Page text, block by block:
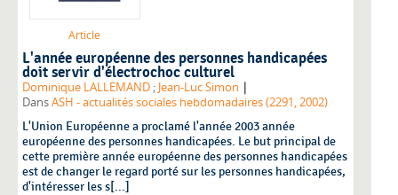
Article
L'année européenne des personnes handicapées
doit servir d'électrochoc culturel
Dominique LALLEMAND ; Jean-Luc Simon |
DansASH - actualités sociales hebdomadaires (2291, 2002)
L'Union Européenne a proclamé l'année 2003 année
européenne des personnes handicapées. Le but principal de
cette première année européenne des personnes handicapées
est de changer le regard porté sur les personnes handicapées,
d'intéresser les s[...]